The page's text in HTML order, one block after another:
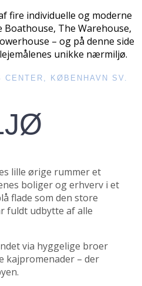
fire individuelle og moderne
The Warehouse,
– og på denne side
unikke nærmiljø.
CENTER, KØBENHAVN SV.
lille ørige rummer et
boliger og erhverv i et
flade som den store
fuldt udbytte af alle
via hyggelige broer
kajpromenader – der